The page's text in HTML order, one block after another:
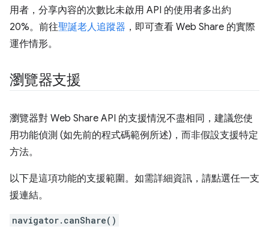
用者，分享內容的次數比未啟用 API 的使用者多出約
20%。前往聖誕老人追蹤器 ，即可查看 Web Share 的實際
運作情形。
瀏覽器支援
瀏覽器對 Web Share API 的支援情況不盡相同，建議您使
用功能偵測 (如先前的程式碼範例所述)，而非假設支援特定
方法。
以下是這項功能的支援範圍。如需詳細資訊，請點選任一支
援連結。
navigator.canShare()